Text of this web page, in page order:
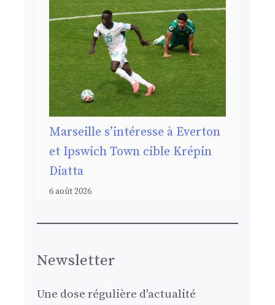
Marseille s’intéresse à Everton
et Ipswich Town cible Krépin
Diatta
6 août 2026
Newsletter
Une dose régulière d'actualité